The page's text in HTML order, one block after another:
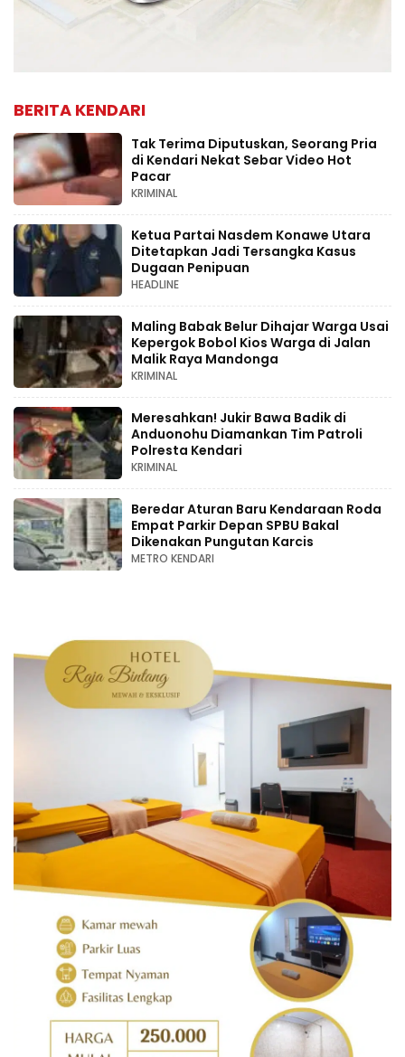
BERITA KENDARI
Tak Terima Diputuskan, Seorang Pria
di Kendari Nekat Sebar Video Hot
Pacar
KRIMINAL
Ketua Partai Nasdem Konawe Utara
Ditetapkan Jadi Tersangka Kasus
Dugaan Penipuan
HEADLINE
Maling Babak Belur Dihajar Warga Usai
Kepergok Bobol Kios Warga di Jalan
Malik Raya Mandonga
KRIMINAL
Meresahkan! Jukir Bawa Badik di
Anduonohu Diamankan Tim Patroli
Polresta Kendari
KRIMINAL
Beredar Aturan Baru Kendaraan Roda
Empat Parkir Depan SPBU Bakal
Dikenakan Pungutan Karcis
METRO KENDARI